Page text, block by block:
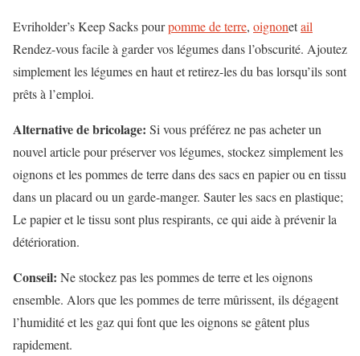
Evriholder’s Keep Sacks pourpomme de terre, oignonetail
Rendez-vous facile à garder vos légumes dans l’obscurité. Ajoutez
simplement les légumes en haut et retirez-les du bas lorsqu’ils sont
prêts à l’emploi.
Alternative de bricolage: Si vous préférez ne pas acheter un
nouvel article pour préserver vos légumes, stockez simplement les
oignons et les pommes de terre dans des sacs en papier ou en tissu
dans un placard ou un garde-manger. Sauter les sacs en plastique;
Le papier et le tissu sont plus respirants, ce qui aide à prévenir la
détérioration.
Conseil: Ne stockez pas les pommes de terre et les oignons
ensemble. Alors que les pommes de terre mûrissent, ils dégagent
l’humidité et les gaz qui font que les oignons se gâtent plus
rapidement.